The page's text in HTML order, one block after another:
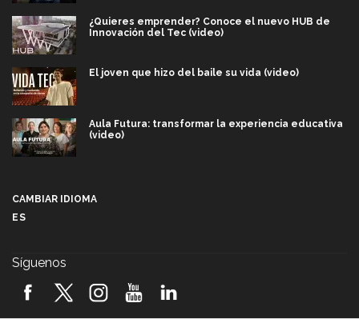
¿Quieres emprender? Conoce el nuevo HUB de
Innovación del Tec (video)
El joven que hizo del baile su vida (video)
Aula Futura: transformar la experiencia educativa
(video)
2026! (video)
CAMBIAR IDIOMA
ES
Síguenos